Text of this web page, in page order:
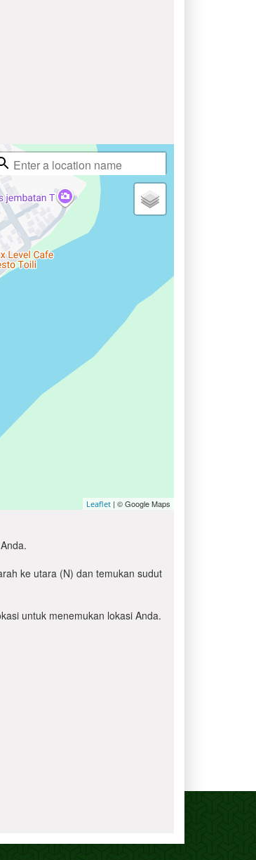
Leaflet | © Google Maps
ke utara (N) dan temukan sudut
untuk menemukan lokasi Anda.